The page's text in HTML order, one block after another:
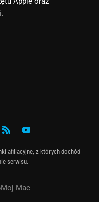
afiliacyjne, z których dochód
serwisu.
Mac